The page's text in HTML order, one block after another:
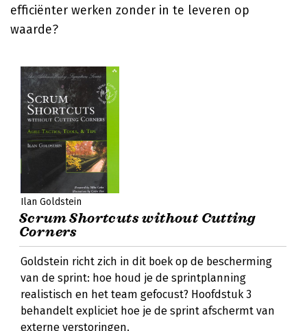
efficiënter werken zonder in te leveren op
waarde?
Ilan Goldstein
Scrum Shortcuts without Cutting
Corners
Goldstein richt zich in dit boek op de bescherming
van de sprint: hoe houd je de sprintplanning
realistisch en het team gefocust? Hoofdstuk 3
behandelt expliciet hoe je de sprint afschermt van
externe verstoringen.